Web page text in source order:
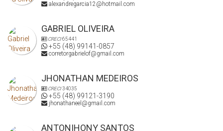
alexandregarcia12@hotmail.com
GABRIEL OLIVEIRA
CRECI65441
+55 (48) 99141-0857
corretorgabrielof@gmail.com
JHONATHAN MEDEIROS
CRECI34035
+55 (48) 99121-3190
jhonathaneel@gmail.com
ANTONIHONY SANTOS